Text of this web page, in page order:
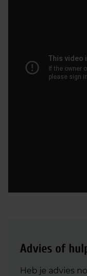
Advies of
Heb je advies